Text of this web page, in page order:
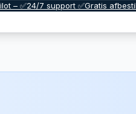
– ✅24/7 support ✅Gratis